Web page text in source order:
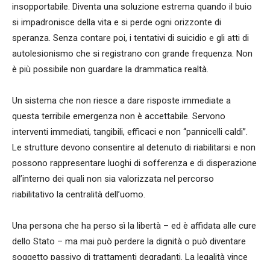
insopportabile. Diventa una soluzione estrema quando il buio
si impadronisce della vita e si perde ogni orizzonte di
speranza. Senza contare poi, i tentativi di suicidio e gli atti di
autolesionismo che si registrano con grande frequenza. Non
è più possibile non guardare la drammatica realtà.
Un sistema che non riesce a dare risposte immediate a
questa terribile emergenza non è accettabile. Servono
interventi immediati, tangibili, efficaci e non “pannicelli caldi”.
Le strutture devono consentire al detenuto di riabilitarsi e non
possono rappresentare luoghi di sofferenza e di disperazione
all’interno dei quali non sia valorizzata nel percorso
riabilitativo la centralità dell’uomo.
Una persona che ha perso sì la libertà – ed è affidata alle cure
dello Stato – ma mai può perdere la dignità o può diventare
soggetto passivo di trattamenti degradanti. La legalità vince